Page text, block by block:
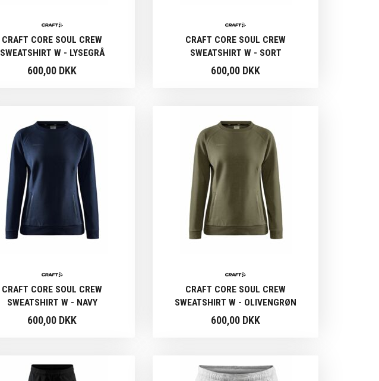
CRAFT CORE SOUL CREW
SWEATSHIRT W - LYSEGRÅ
600,00 DKK
CRAFT CORE SOUL CREW
SWEATSHIRT W - SORT
600,00 DKK
CRAFT CORE SOUL CREW
SWEATSHIRT W - NAVY
600,00 DKK
CRAFT CORE SOUL CREW
SWEATSHIRT W - OLIVENGRØN
600,00 DKK